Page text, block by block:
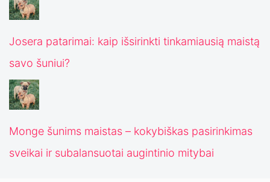
Josera patarimai: kaip išsirinkti tinkamiausią maistą
savo šuniui?
Monge šunims maistas – kokybiškas pasirinkimas
sveikai ir subalansuotai augintinio mitybai